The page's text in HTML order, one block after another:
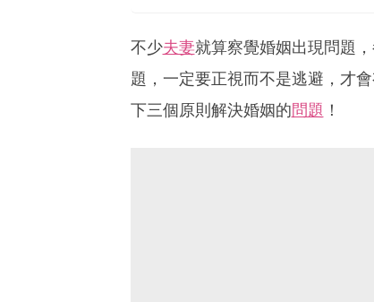
不少夫妻就算察覺婚姻出現問題
題，一定要正視而不是逃避，才
下三個原則解決婚姻的問題 ！